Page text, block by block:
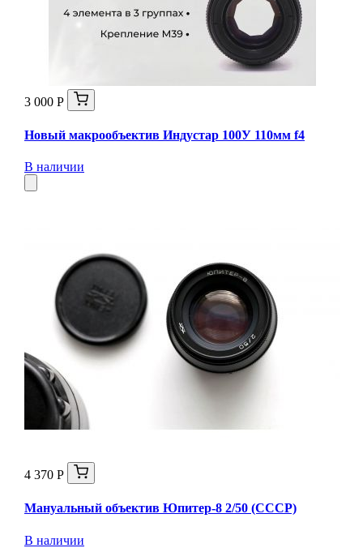
3 000 Р
Новый макрообъектив Индустар 100У 110мм f4
В наличии
4 370 Р
Мануальный объектив Юпитер-8 2/50 (СССР)
В наличии